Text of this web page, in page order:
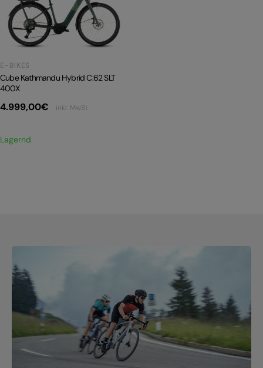
E-BIKE TOUR
PRODUKTRÜCKRUFE
E-BIKES
Cube Kathmandu Hybrid C:62 SLT
400X
4.999,00€ inkl. MwSt.
Lagernd